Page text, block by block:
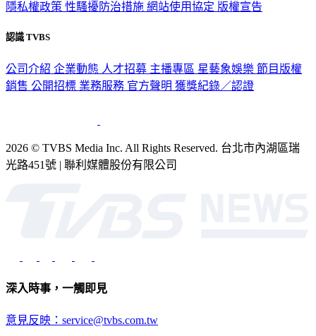
隱私權政策 性騷擾防治措施 網站使用協定 版權宣告
認識 TVBS
公司介紹 企業動態 人才招募 主播專區 星藝象娛樂 節目版權
銷售 公開招標 業務服務 官方聲明 獲獎紀錄／認證
2026 © TVBS Media Inc. All Rights Reserved. 台北市內湖區瑞
光路451號 | 聯利媒體股份有限公司
深入時事，一觸即見
意見反映：service@tvbs.com.tw